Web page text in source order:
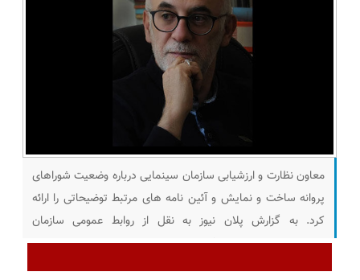
معاون نظارت و ارزشیابی سازمان سینمایی درباره وضعیت شوراهای
پروانه ساخت و نمایش و آئین نامه های مرتبط توضیحاتی را ارائه
کرد. به گزارش پلان نیوز به نقل از روابط عمومی سازمان
سینمایی، سعید رجبی فروتن معاون نظارت و ارزشیابی سازمان